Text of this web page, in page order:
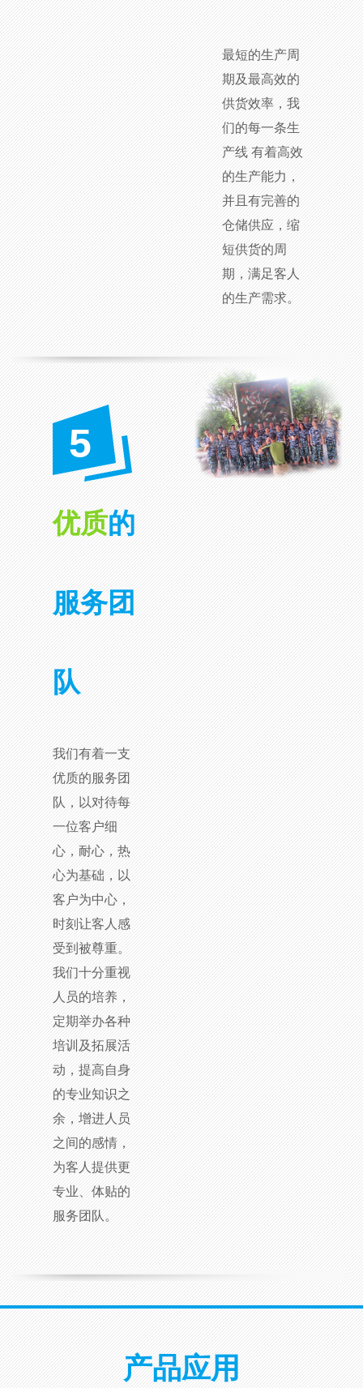
最短的生产周
期及最高效的
供货效率，我
们的每一条生
产线 有着高效
的生产能力，
并且有完善的
仓储供应，缩
短供货的周
期，满足客人
的生产需求。
5
优质的
服务团
队
我们有着一支
优质的服务团
队，以对待每
一位客户细
心，耐心，热
心为基础，以
客户为中心，
时刻让客人感
受到被尊重。
我们十分重视
人员的培养，
定期举办各种
培训及拓展活
动，提高自身
的专业知识之
余，增进人员
之间的感情，
为客人提供更
专业、体贴的
服务团队。
产品应用